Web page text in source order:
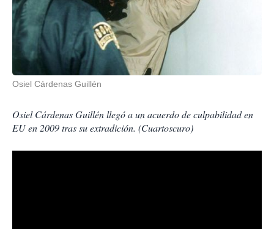
Osiel Cárdenas Guillén
Osiel Cárdenas Guillén llegó a un acuerdo de culpabilidad en
EU en 2009 tras su extradición. (Cuartoscuro)